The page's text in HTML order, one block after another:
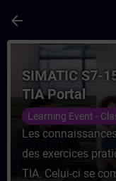
arrow_back
Kurs -
SIMATIC S7-
TIA Portal
Learning Event -
Les
des exercices
TIA. Celui-ci se